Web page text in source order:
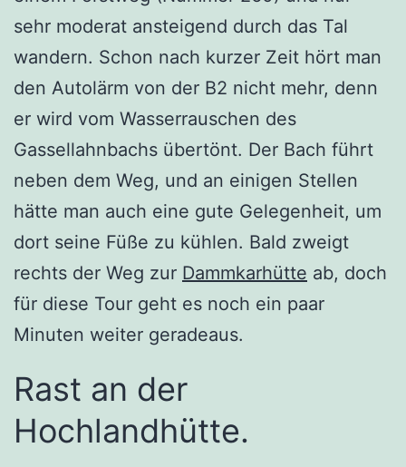
sehr moderat ansteigend durch das Tal
wandern. Schon nach kurzer Zeit hört man
den Autolärm von der B2 nicht mehr, denn
er wird vom Wasserrauschen des
Gassellahnbachs übertönt. Der Bach führt
neben dem Weg, und an einigen Stellen
hätte man auch eine gute Gelegenheit, um
dort seine Füße zu kühlen. Bald zweigt
rechts der Weg zur Dammkarhütte ab, doch
für diese Tour geht es noch ein paar
Minuten weiter geradeaus.
Rast an der
Hochlandhütte.